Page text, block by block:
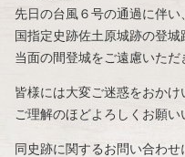
先日の台風６号の通過に伴い、
国指定史跡佐土原城跡の登城
当面の間登城をご遠慮いただ
皆様には大変ご迷惑をおかけ
ご理解のほどよろしくお願い
同史跡に関するお問い合わせ